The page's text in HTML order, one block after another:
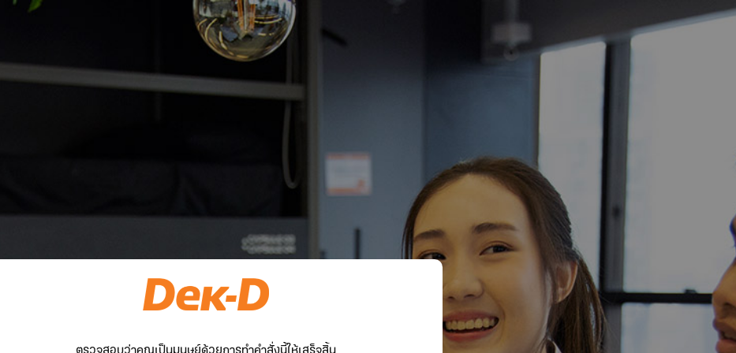
ตรวจสอบว่าคุณเป็นมนุษย์ด้วยการทำคำสั่งนี้ให้เสร็จสิ้น